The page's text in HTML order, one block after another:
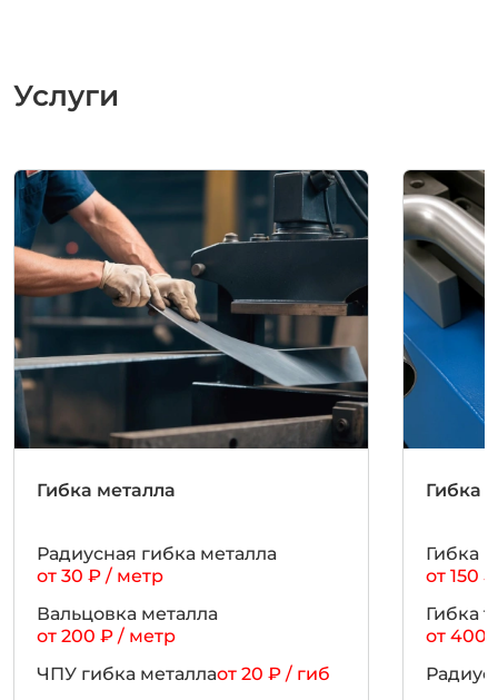
Услуги
Гибка металла
Радиусная гибка металла
от 30 ₽ / метр
Вальцовка металла
от 200 ₽ / метр
ЧПУ гибка металлаот 20 ₽ / гиб
Гибка
Гибка
от 150
Гибка
от 400